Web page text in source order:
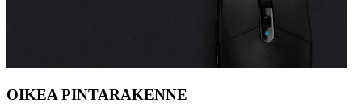
OIKEA PINTARAKENNE